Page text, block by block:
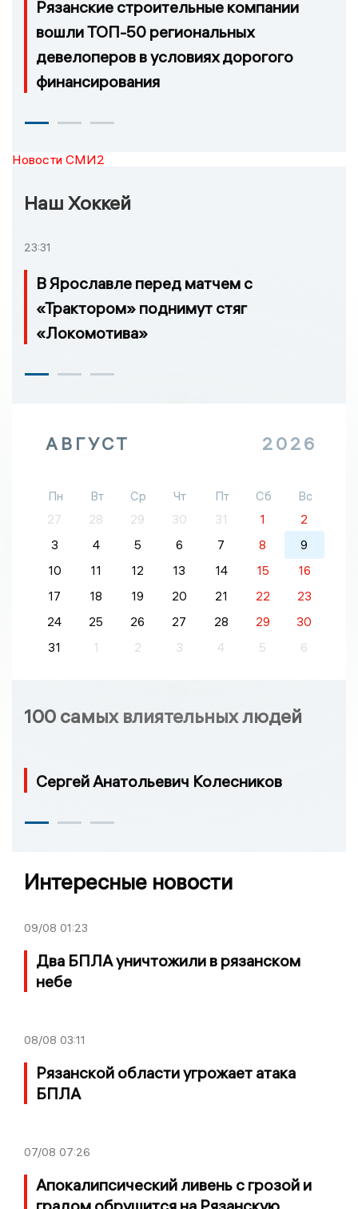
Рязанские строительные компании
вошли ТОП-50 региональных
девелоперов в условиях дорогого
финансирования
Новости СМИ2
Наш Хоккей
23:31
В Ярославле перед матчем с
«Трактором» поднимут стяг
«Локомотива»
АВГУСТ 2026
Пн Вт Ср Чт Пт Сб
Вс
27
28 29 30 31 1
2
3
4 5 6 7 8
9
10
11 12 13 14 15
16
17
18 19 20 21 22
23
24
25 26 27 28 29
30
31
1 2 3 4 5 6
100 самых влиятельных людей
Сергей Анатольевич Колесников
Интересные новости
09/08 01:23
Два БПЛА уничтожили в рязанском
небе
08/08 03:11
Рязанской области угрожает атака
БПЛА
07/08 07:26
Апокалипсический ливень с грозой и